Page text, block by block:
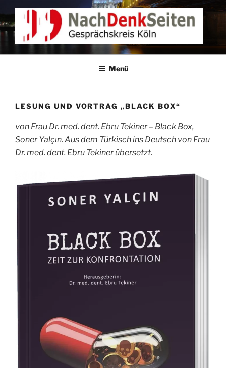
Zum
springen
NACHDENKEN IN KÖLN
Gesprächskreis Köln
Menü
LESUNG UND VORTRAG „BLACK BOX“
von Frau Dr. med. dent. Ebru Tekiner – Black Box,
Soner Yalçın. Aus dem Türkisch ins Deutsch von Frau
Dr. med. dent. Ebru Tekiner übersetzt.